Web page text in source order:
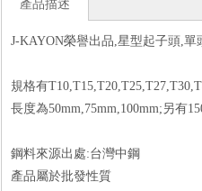
產品描述
J-KAYON榮譽出品,星型起子頭,
規格有
長度為50mm,75mm,100mm;另有
鋼料來源出處:台灣中鋼
產品屬於批發性質